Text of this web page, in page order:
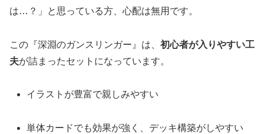
は…？」と思っている方、心配は無用です。
この『深淵のガンスリンガー』は、 初心者が入りやすい工
夫が詰まったセットになっています。
イラストが豊富で親しみやすい
単体カードでも効果が強く、デッキ構築がしやすい